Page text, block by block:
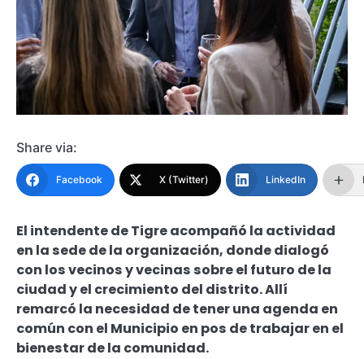
Share via:
Facebook X (Twitter) LinkedIn
El intendente de Tigre acompañó la actividad
en la sede de la organización, donde dialogó
con los vecinos y vecinas sobre el futuro de la
ciudad y el crecimiento del distrito. Allí
remarcó la necesidad de tener una agenda en
común con el Municipio en pos de trabajar en el
bienestar de la comunidad.